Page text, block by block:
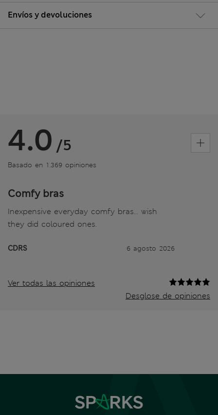
Envíos y devoluciones
4.0 /5
Basado en 1.369 opiniones
Comfy bras
Inexpensive everyday comfy bras... wish
they did coloured ones.
CDRS 6 agosto 2026
Ver todas las opiniones
Desglose de opiniones